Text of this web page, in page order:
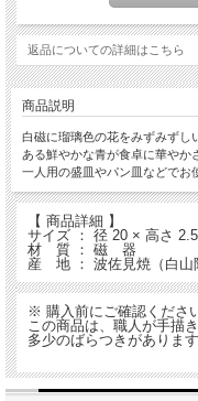
返品についての詳細はこちら
商品説明
白磁に瑠璃色の花をみずみずし
ある鮮やかな青が食卓に華やか
一人用の盛皿やパン皿などでお
【 商品詳細 】
サイズ ： 径 20 × 高さ
材 質 ： 磁 器
産 地 ： 波佐見焼（白山
※ 購入前にご確認くださ
この商品は、職人が手描
多少のばらつきがあります